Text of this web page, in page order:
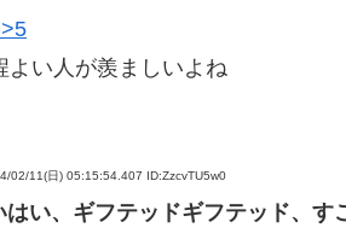
よい人が羨ましいよね
02/11(日) 05:15:54.407 ID:ZzcvTU5w0
はい、ギフテッドギフテッド、す